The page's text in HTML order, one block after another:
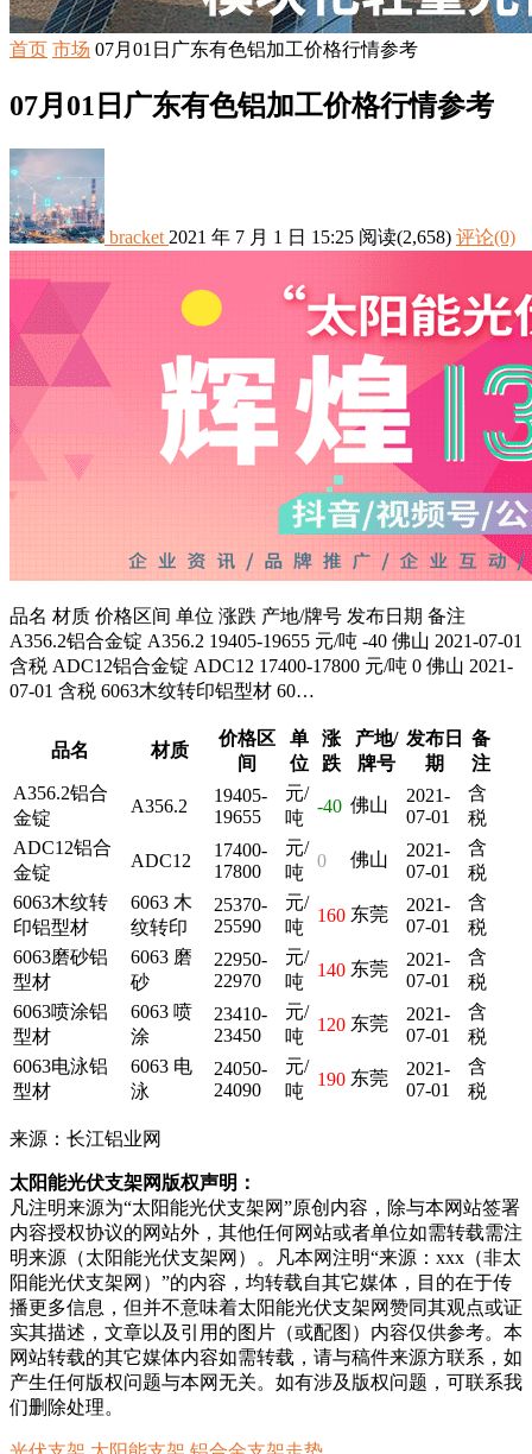
首页 市场 07月01日广东有色铝加工价格行情参考
07月01日广东有色铝加工价格行情参考
bracket 2021 年 7 月 1 日 15:25 阅读(2,658) 评论(0)
品名 材质 价格区间 单位 涨跌 产地/牌号 发布日期 备注
A356.2铝合金锭 A356.2 19405-19655 元/吨 -40 佛山 2021-07-01
含税 ADC12铝合金锭 ADC12 17400-17800 元/吨 0 佛山 2021-
07-01 含税 6063木纹转印铝型材 60…
品名 材质
价格区
间
单
位
涨
跌
产地/
牌号
发布日
期
备
注
A356.2铝合
金锭
A356.2
19405-
19655
元/
吨
-40 佛山
2021-
07-01
含
税
ADC12铝合
金锭
ADC12
17400-
17800
元/
吨
0 佛山
2021-
07-01
含
税
6063木纹转
印铝型材
6063 木
纹转印
25370-
25590
元/
吨
160 东莞
2021-
07-01
含
税
6063磨砂铝
型材
6063 磨
砂
22950-
22970
元/
吨
140 东莞
2021-
07-01
含
税
6063喷涂铝
型材
6063 喷
涂
23410-
23450
元/
吨
120 东莞
2021-
07-01
含
税
6063电泳铝
型材
6063 电
泳
24050-
24090
元/
吨
190 东莞
2021-
07-01
含
税
来源：长江铝业网
太阳能光伏支架网版权声明：
凡注明来源为“太阳能光伏支架网”原创内容，除与本网站签署
内容授权协议的网站外，其他任何网站或者单位如需转载需注
明来源（太阳能光伏支架网）。凡本网注明“来源：xxx（非太
阳能光伏支架网）”的内容，均转载自其它媒体，目的在于传
播更多信息，但并不意味着太阳能光伏支架网赞同其观点或证
实其描述，文章以及引用的图片（或配图）内容仅供参考。本
网站转载的其它媒体内容如需转载，请与稿件来源方联系，如
产生任何版权问题与本网无关。如有涉及版权问题，可联系我
们删除处理。